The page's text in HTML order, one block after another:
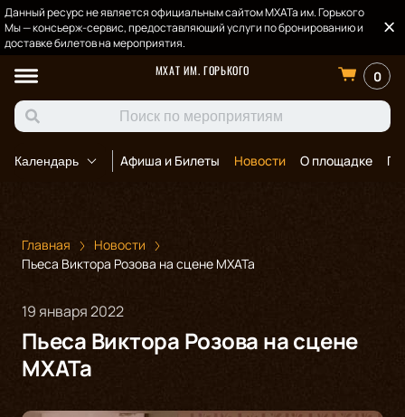
Данный ресурс не является официальным сайтом МХАТа им. Горького
Мы — консьерж-сервис, предоставляющий услуги по бронированию и
доставке билетов на мероприятия.
МХАТ ИМ. ГОРЬКОГО
0
Календарь Афиша и Билеты Новости О площадке
Главная
Новости
Пьеса Виктора Розова на сцене МХАТа
19 января 2022
Пьеса Виктора Розова на сцене
МХАТа